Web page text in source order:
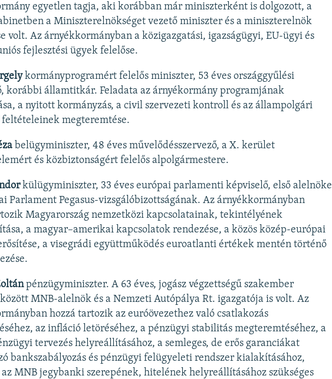
egyetlen tagja, aki korábban már miniszterként is dolgozott, a
a Miniszterelnökséget vezető miniszter és a miniszterelnök
volt. Az árnyékkormányban a közigazgatási, igazságügyi, EU-ügyi és
fejlesztési ügyek felelőse.
kormányprogramért felelős miniszter, 53 éves országgyűlési
korábbi államtitkár. Feladata az árnyékormány programjának
a nyitott kormányzás, a civil szervezeti kontroll és az állampolgári
feltételeinek megteremtése.
belügyminiszter, 48 éves művelődésszervező, a X. kerület
és közbiztonságért felelős alpolgármestere.
külügyminiszter, 33 éves európai parlamenti képviselő, első alelnöke
Parlament Pegasus-vizsgálóbizottságának. Az árnyékkormányban
Magyarország nemzetközi kapcsolatainak, tekintélyének
a magyar–amerikai kapcsolatok rendezése, a közös közép-európai
a visegrádi együttműködés euroatlanti értékek mentén történő
pénzügyminiszter. A 63 éves, jogász végzettségű szakember
MNB-alelnök és a Nemzeti Autópálya Rt. igazgatója is volt. Az
hozzá tartozik az euróövezethez való csatlakozás
az infláció letöréséhez, a pénzügyi stabilitás megteremtéséhez, a
tervezés helyreállításához, a semleges, de erős garanciákat
bankszabályozás és pénzügyi felügyeleti rendszer kialakításához,
MNB jegybanki szerepének, hitelének helyreállításához szükséges